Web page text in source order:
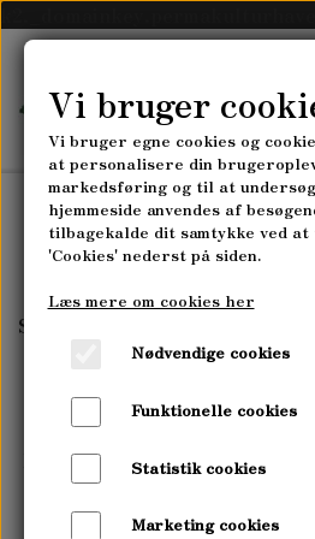
PLANTESKOLENS
KURSER
PERMAKULTUR- &
Vi sælger plantefrø af
Salget af flerårige er åbent
frø er ikke standardiseret,
din egen
Husk at bestille dine frø i
at få den bedste spiring af
Vi bruger
Vi bruger egne cookies og
at personalisere din
markedsføring og til at
hjemmeside anvendes af
tilbagekalde dit samtykke ved
'Cookies' nederst på siden.
Læs mere om cookies her
Nødvendige cookies
Funktionelle cookies
Statistik cookies
Marketing cookies